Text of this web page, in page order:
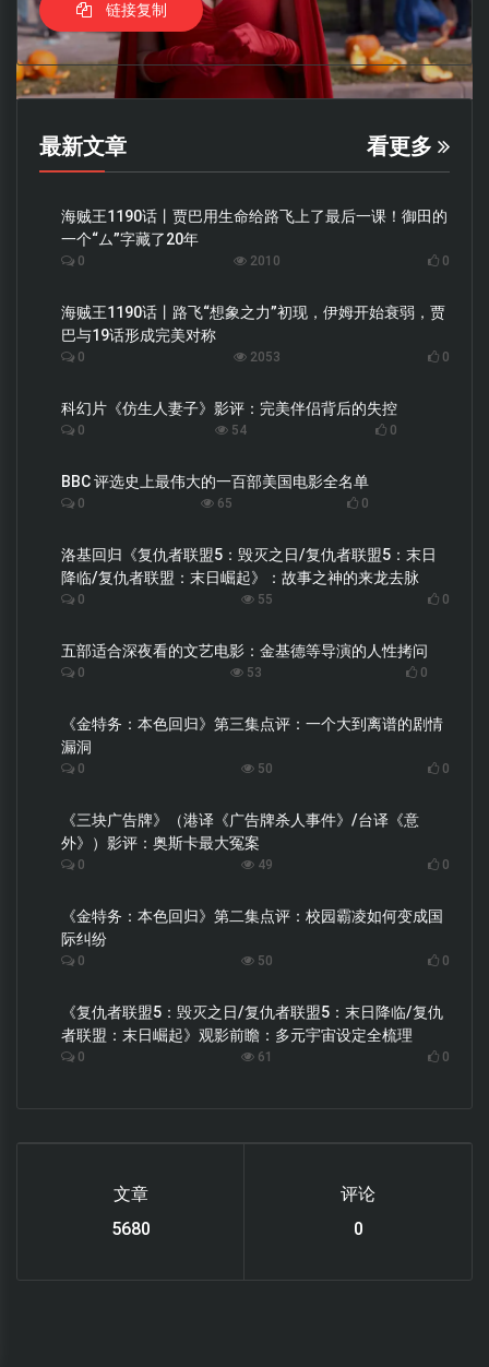
链接复制
最新文章 看更多
海贼王1190话丨贾巴用生命给路飞上了最后一课！御田的
一个“ム”字藏了20年
0 2010 0
海贼王1190话丨路飞“想象之力”初现，伊姆开始衰弱，贾
巴与19话形成完美对称
0 2053 0
科幻片《仿生人妻子》影评：完美伴侣背后的失控
0 54 0
BBC 评选史上最伟大的一百部美国电影全名单
0 65 0
洛基回归《复仇者联盟5：毁灭之日/复仇者联盟5：末日
降临/复仇者联盟：末日崛起》：故事之神的来龙去脉
0 55 0
五部适合深夜看的文艺电影：金基德等导演的人性拷问
0 53 0
《金特务：本色回归》第三集点评：一个大到离谱的剧情
漏洞
0 50 0
《三块广告牌》（港译《广告牌杀人事件》/台译《意
外》）影评：奥斯卡最大冤案
0 49 0
《金特务：本色回归》第二集点评：校园霸凌如何变成国
际纠纷
0 50 0
《复仇者联盟5：毁灭之日/复仇者联盟5：末日降临/复仇
者联盟：末日崛起》观影前瞻：多元宇宙设定全梳理
0 61 0
文章
6220
评论
0